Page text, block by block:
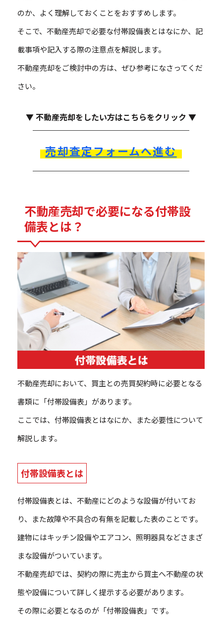
のか、よく理解しておくことをおすすめします。
そこで、不動産売却で必要な付帯設備表とはなにか、記
載事項や記入する際の注意点を解説します。
不動産売却をご検討中の方は、ぜひ参考になさってくだ
さい。
▼ 不動産売却をしたい方はこちらをクリック ▼
売却査定フォームへ進む
不動産売却で必要になる付帯設
備表とは？
不動産売却において、買主との売買契約時に必要となる
書類に「付帯設備表」があります。
ここでは、付帯設備表とはなにか、また必要性について
解説します。
付帯設備表とは
付帯設備表とは、不動産にどのような設備が付いてお
り、また故障や不具合の有無を記載した表のことです。
建物にはキッチン設備やエアコン、照明器具などさまざ
まな設備がついています。
不動産売却では、契約の際に売主から買主へ不動産の状
態や設備について詳しく提示する必要があります。
その際に必要となるのが「付帯設備表」です。